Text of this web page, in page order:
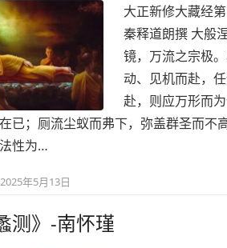
大正新修大藏经
秦释道朗撰 大般
镜，万流之宗极
动、见机而赴，
赴，则应万形而
已；厕流尘蚁而弗下，弥盖群圣而
性为…
2025年5月13日
测》-南怀瑾